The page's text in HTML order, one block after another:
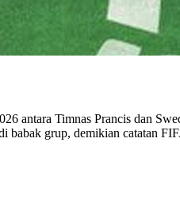
antara Timnas Prancis dan
grup, demikian catatan